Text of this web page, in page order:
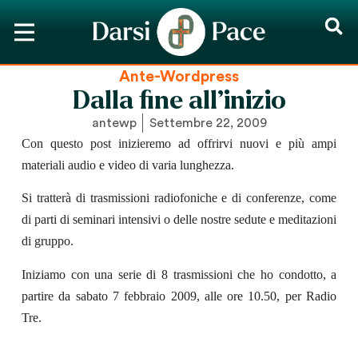
Ante-Wordpress
Dalla fine all’inizio
antewp Settembre 22, 2009
Con questo post inizieremo ad offrirvi nuovi e più ampi
materiali audio e video di varia lunghezza.
Si tratterà di trasmissioni radiofonichee di conferenze, come
di parti di seminari intensivi o delle nostre sedute e meditazioni
di gruppo.
Iniziamo con una serie di 8 trasmissioni che ho condotto, a
partire da sabato 7 febbraio 2009, alle ore 10.50, per Radio
Tre.